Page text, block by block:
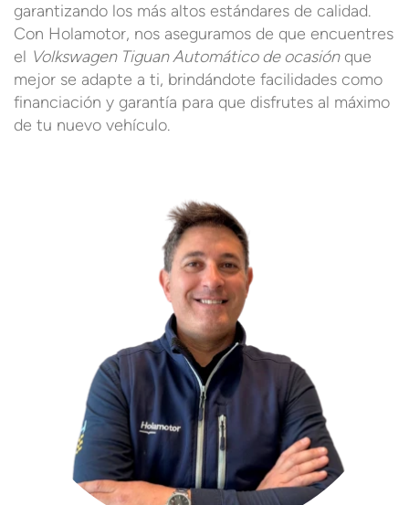
garantizando los más altos estándares de calidad.
Con Holamotor, nos aseguramos de que encuentres
el Volkswagen Tiguan Automático de ocasiónque
mejor se adapte a ti, brindándote facilidades como
financiación y garantía para que disfrutes al máximo
de tu nuevo vehículo.